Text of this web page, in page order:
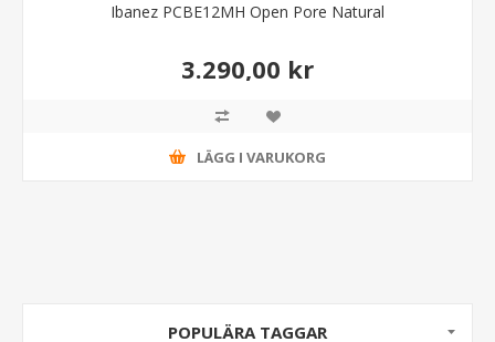
Ibanez PCBE12MH Open Pore Natural
3.290,00 kr
LÄGG I VARUKORG
POPULÄRA TAGGAR